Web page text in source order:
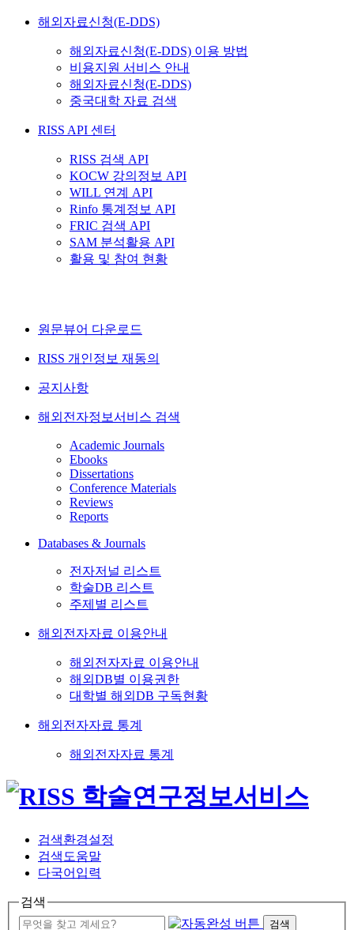
해외자료신청(E-DDS)
해외자료신청(E-DDS) 이용 방법
비용지원 서비스 안내
해외자료신청(E-DDS)
중국대학 자료 검색
RISS API 센터
RISS 검색 API
KOCW 강의정보 API
WILL 연계 API
Rinfo 통계정보 API
FRIC 검색 API
SAM 분석활용 API
활용 및 참여 현황
원문뷰어 다운로드
RISS 개인정보 재동의
공지사항
해외전자정보서비스 검색
Academic Journals
Ebooks
Dissertations
Conference Materials
Reviews
Reports
Databases & Journals
전자저널 리스트
학술DB 리스트
주제별 리스트
해외전자자료 이용안내
해외전자자료 이용안내
해외DB별 이용권한
대학별 해외DB 구독현황
해외전자자료 통계
해외전자자료 통계
검색환경설정
검색도움말
다국어입력
검색
검색